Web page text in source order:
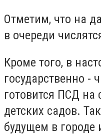
Отметим, что на
в очереди
Кроме того, в
государственно -
готовится ПСД на
детских садов.
будущем в городе